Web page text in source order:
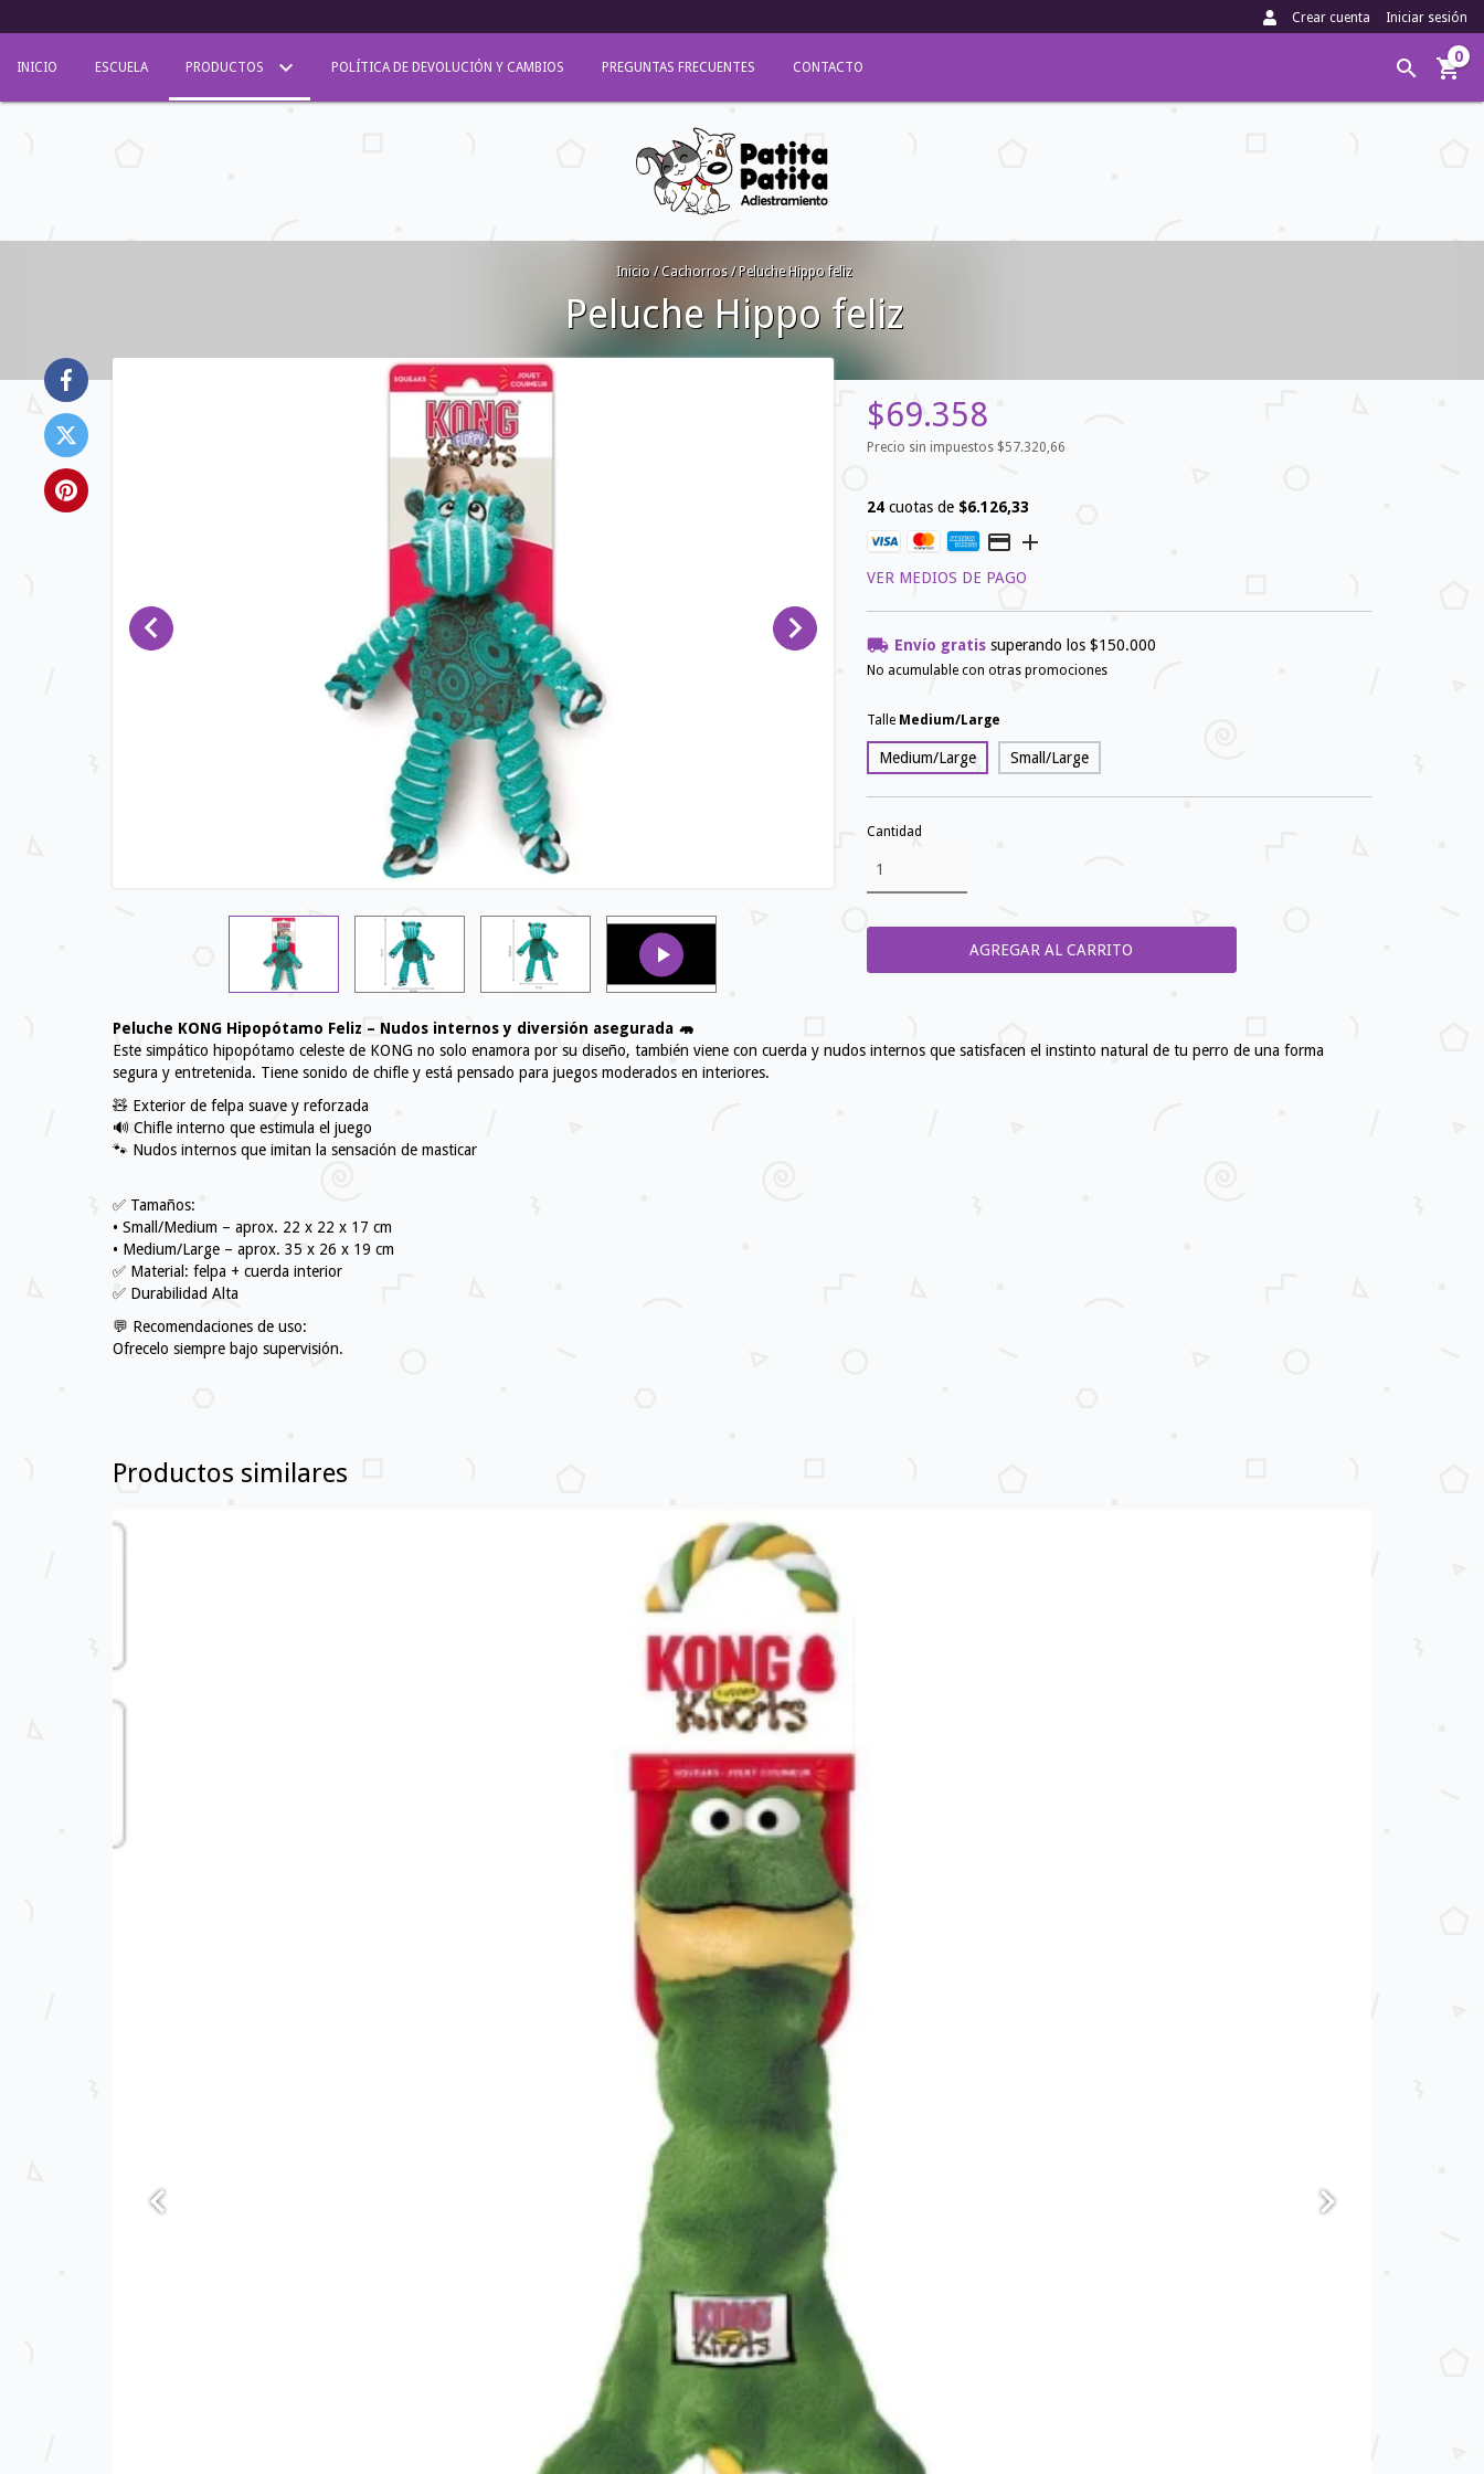
Crear cuenta Iniciar sesión
INICIO ESCUELA PRODUCTOS POLÍTICA DE DEVOLUCIÓN Y CAMBIOS PREGUNTAS FRECUENTES CONTACTO
0
Inicio / Cachorros / Peluche Hippo feliz
Peluche Hippo feliz
$69.358
Precio sin impuestos $57.320,66
24cuotas de $6.126,33
VER MEDIOS DE PAGO
Envío gratis superando los $150.000
No acumulable con otras promociones
Talle Medium/Large
Medium/Large Small/Large
Cantidad
Peluche KONG Hipopótamo Feliz – Nudos internos y diversión asegurada 🦛
Este simpático hipopótamo celeste de KONG no solo enamora por su diseño, también viene con cuerda y nudos internos que satisfacen el instinto natural de tu perro de una forma
segura y entretenida. Tiene sonido de chifle y está pensado para juegos moderados en interiores.
🧸 Exterior de felpa suave y reforzada
🔊 Chifle interno que estimula el juego
🐾 Nudos internos que imitan la sensación de masticar
✅ Tamaños:
• Small/Medium – aprox. 22 x 22 x 17 cm
• Medium/Large – aprox. 35 x 26 x 19 cm
✅ Material: felpa + cuerda interior
✅ Durabilidad Alta
💬 Recomendaciones de uso:
Ofrecelo siempre bajo supervisión.
Productos similares